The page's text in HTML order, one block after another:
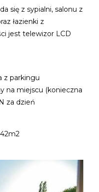
się z sypialni, salonu z
łazienki z
jest telewizor LCD
z parkingu
na miejscu (konieczna
za dzień